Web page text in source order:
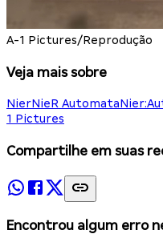
A-1 Pictures/Reprodução
Veja mais sobre
NierNieR Automata
1 Pictures
Compartilhe em suas
Encontrou algum erro